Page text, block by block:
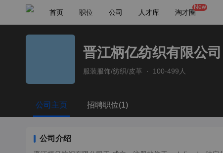
首页 职位 公司 人才库 淘才圈
New
晋江柄亿纺织有限公司
服装服饰/纺织/皮革 · 100-499人
公司主页 招聘职位(1)
公司介绍